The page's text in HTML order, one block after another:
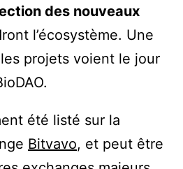
des nouveaux
l’écosystème. Une
projets voient le jour
été listé sur la
Bitvavo, et peut être